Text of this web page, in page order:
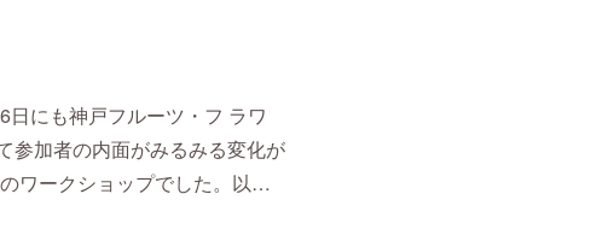
にも神戸フルーツ・フ ラワ
参加者の内面がみるみる変化が
ワークショップでした。以…